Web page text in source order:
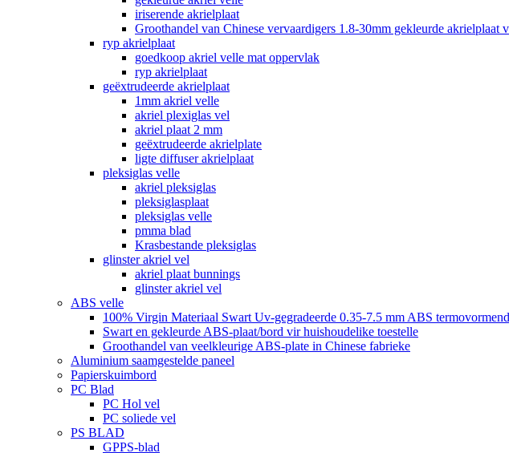
iriserende akrielplaat
Groothandel van Chinese vervaardigers 1.8-30mm gekleurde akrielplaat
ryp akrielplaat
goedkoop akriel velle mat oppervlak
ryp akrielplaat
geëxtrudeerde akrielplaat
1mm akriel velle
akriel plexiglas vel
akriel plaat 2 mm
geëxtrudeerde akrielplate
ligte diffuser akrielplaat
pleksiglas velle
akriel pleksiglas
pleksiglasplaat
pleksiglas velle
pmma blad
Krasbestande pleksiglas
glinster akriel vel
akriel plaat bunnings
glinster akriel vel
ABS velle
100% Virgin Materiaal Swart Uv-gegradeerde 0.35-7.5 mm ABS
Swart en gekleurde ABS-plaat/bord vir huishoudelike toestelle
Groothandel van veelkleurige ABS-plate in Chinese fabrieke
Aluminium saamgestelde paneel
Papierskuimbord
PC Blad
PC Hol vel
PC soliede vel
PS BLAD
GPPS-blad